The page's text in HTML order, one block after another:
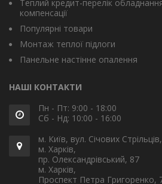
Теплий кредит-перелік
компенсації
Популярні товари
Монтаж теплої підлоги
Панельне настінне опалення
НАШІ КОНТАКТИ
Пн - Пт: 9:00 - 18:00
Сб - Нд: 10:00 - 16:00
м. Київ, вул. Січових
м. Харків,
пр. Олександрівський, 87
м. Харків,
Проспект Петра Григоренко,